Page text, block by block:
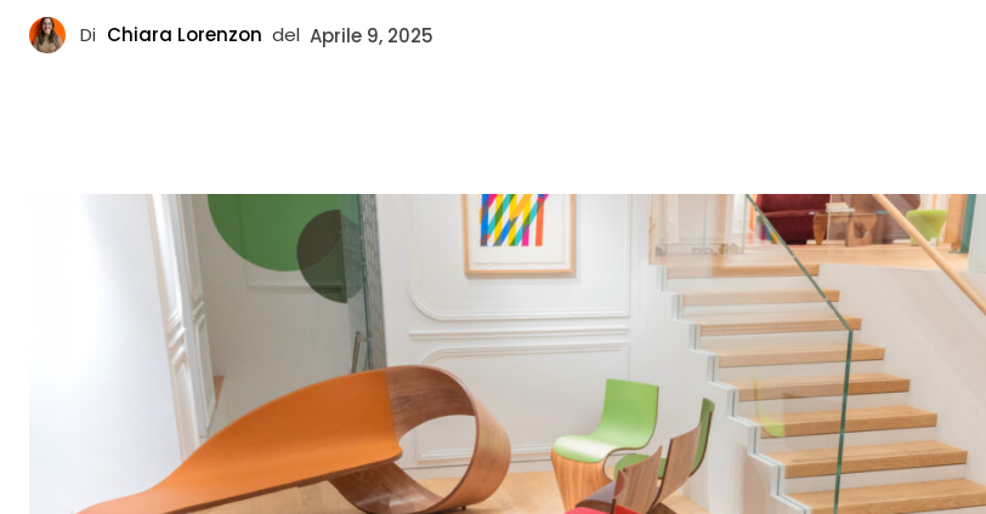
Di Chiara Lorenzon del Aprile 9, 2025